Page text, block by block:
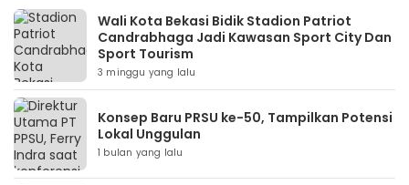
Wali Kota Bekasi Bidik Stadion Patriot
Candrabhaga Jadi Kawasan Sport City Dan
Sport Tourism
3 minggu yang lalu
Konsep Baru PRSU ke-50, Tampilkan Potensi
Lokal Unggulan
1 bulan yang lalu